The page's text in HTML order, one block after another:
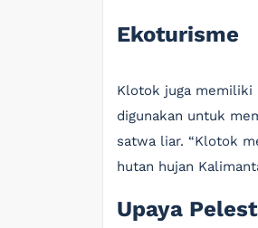
Ekoturisme
Klotok juga memiliki
digunakan untuk
satwa liar. “Klotok
hutan hujan
Upaya